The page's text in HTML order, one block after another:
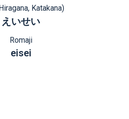
Katakana)
えいせい
Romaji
eisei